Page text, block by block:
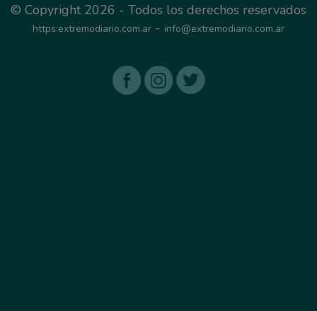
© Copyright 2026 - Todos los derechos reservados
https:extremodiario.com.ar - info@extremodiario.com.ar